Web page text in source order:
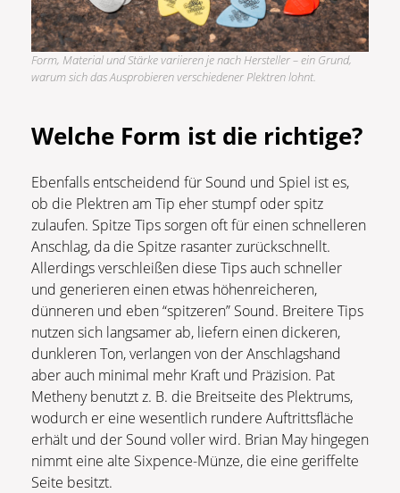
Form, Material und Stärke variieren je nach Hersteller – ein Grund,
warum sich das Ausprobieren verschiedener Plektren lohnt.
Welche Form ist die richtige?
Ebenfalls entscheidend für Sound und Spiel ist es,
ob die Plektren am Tip eher stumpf oder spitz
zulaufen. Spitze Tips sorgen oft für einen schnelleren
Anschlag, da die Spitze rasanter zurückschnellt.
Allerdings verschleißen diese Tips auch schneller
und generieren einen etwas höhenreicheren,
dünneren und eben “spitzeren” Sound. Breitere Tips
nutzen sich langsamer ab, liefern einen dickeren,
dunkleren Ton, verlangen von der Anschlagshand
aber auch minimal mehr Kraft und Präzision. Pat
Metheny benutzt z. B. die Breitseite des Plektrums,
wodurch er eine wesentlich rundere Auftrittsfläche
erhält und der Sound voller wird. Brian May hingegen
nimmt eine alte Sixpence-Münze, die eine geriffelte
Seite besitzt.